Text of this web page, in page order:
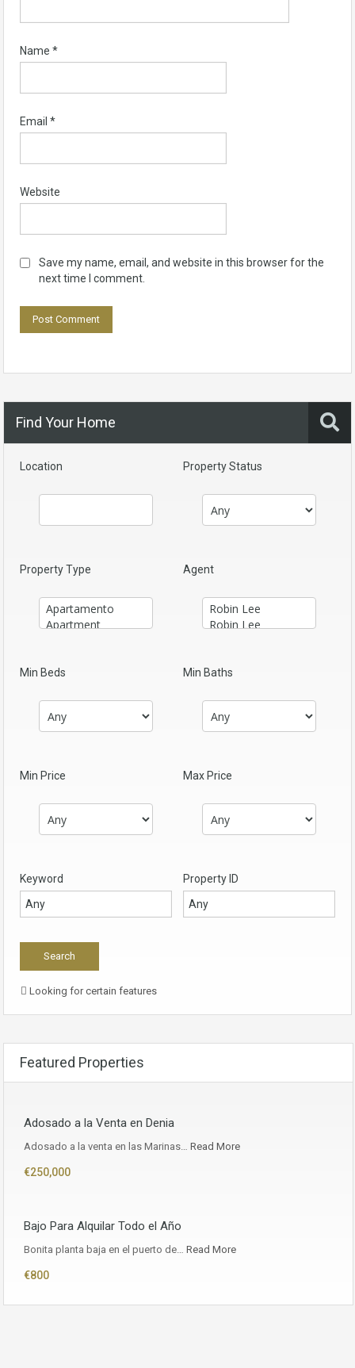
Name *
Email *
Website
Save my name, email, and website in this browser for the
next time I comment.
Find Your Home
Location Property Status
Property Type Agent
Min Beds Min Baths
Min Price Max Price
Keyword Property ID
Looking for certain features
Featured Properties
Adosado a la Venta en Denia
Adosado a la venta en las Marinas… Read More
€250,000
Bajo Para Alquilar Todo el Año
Bonita planta baja en el puerto de… Read More
€800